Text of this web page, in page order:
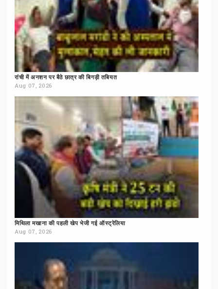
रांची में अनशन पर बैठे छात्र की बिगड़ी तबियत
Aug 07, 2026
मिथिला मखाना की पहली खेप भेजी गई ऑस्ट्रेलिया
Aug 07, 2026